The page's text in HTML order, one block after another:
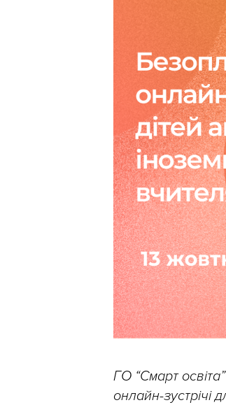
ГО “Смарт
онлайн-зустрічі